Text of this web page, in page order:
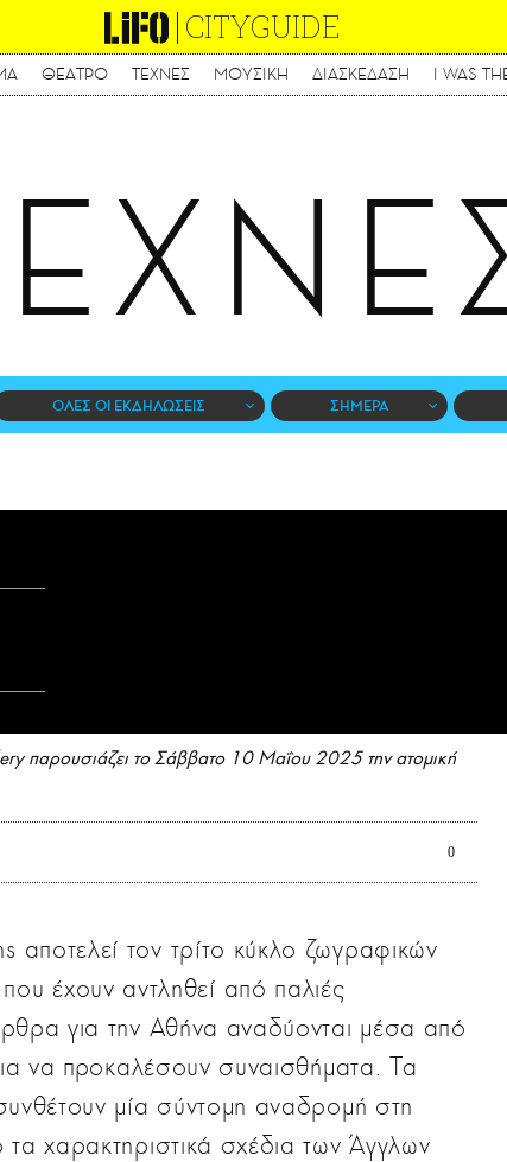
CITYGUIDE
ΘΕΑΤΡΟ ΤΕΧΝΕΣ ΜΟΥΣΙΚΗ ΔΙΑΣΚΕΔΑΣΗ I WAS
ΟΛΕΣ ΟΙ ΕΚΔΗΛΩΣΕΙΣ ΣΗΜΕΡΑ
παρουσιάζει το Σάββατο 10 Μαΐου 2025 την ατομική
0
αποτελεί τον τρίτο κύκλο ζωγραφικών
έχουν αντληθεί από παλιές
για την Αθήνα αναδύονται μέσα από
να προκαλέσουν συναισθήματα. Τα
μία σύντομη αναδρομή στη
χαρακτηριστικά σχέδια των Άγγλων